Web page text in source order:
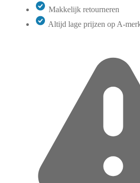
Makkelijk retourneren
Altijd lage prijzen op A-